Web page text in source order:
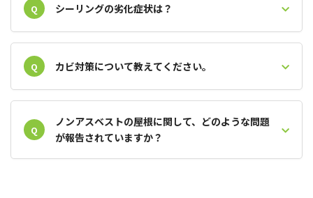
Q シーリングの劣化症状は？
Q カビ対策について教えてください。
Q
ノンアスベストの屋根に関して、どのような問題
が報告されていますか？